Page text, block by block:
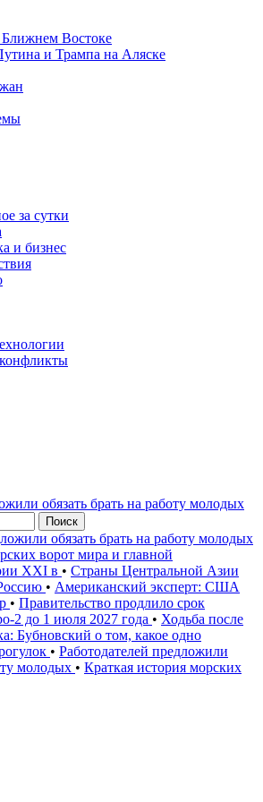
Востоке
и Трампа на Аляске
за сутки
и бизнес
обязать брать на работу молодых
Поиск
обязать брать на работу молодых
ворот мира и главной
XXI в • Страны Центральной Азии
• Американский эксперт: США
• Правительство продлило срок
2 до 1 июля 2027 года • Ходьба после
Бубновский о том, какое одно
• Работодателей предложили
молодых • Краткая история морских